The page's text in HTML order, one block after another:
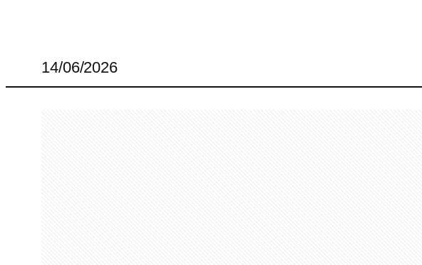
14/06/2026